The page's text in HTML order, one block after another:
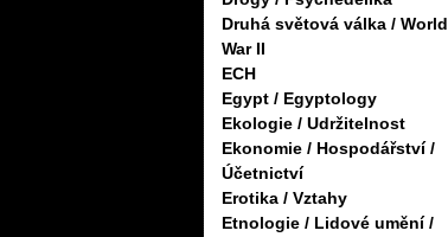
Druhá světová válka / World
War II
ECH
Egypt / Egyptology
Ekologie / Udržitelnost
Ekonomie / Hospodářství /
Účetnictví
Erotika / Vztahy
Etnologie / Lidové umění /